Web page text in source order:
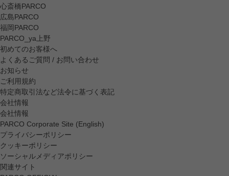
心斎橋PARCO
広島PARCO
福岡PARCO
PARCO_ya上野
初めてのお客様へ
よくあるご質問 / お問い合わせ
お知らせ
ご利用規約
特定商取引法など法令に基づく表記
会社情報
会社情報
PARCO Corporate Site (English)
プライバシーポリシー
クッキーポリシー
ソーシャルメディアポリシー
関連サイト